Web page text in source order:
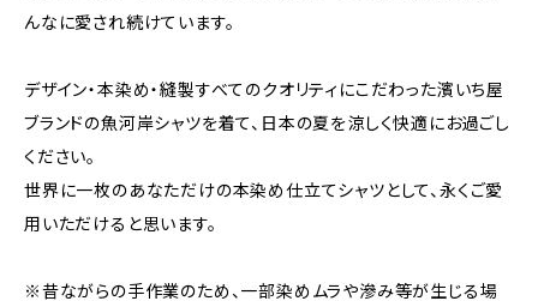
んなに愛され続けています。
デザイン・本染め・縫製すべてのクオリティにこだわった濱いち屋
ブランドの魚河岸シャツを着て、日本の夏を涼しく快適にお過ごし
ください。
世界に一枚のあなただけの本染め仕立てシャツとして、永くご愛
用いただけると思います。
※昔ながらの手作業のため、一部染めムラや滲み等が生じる場